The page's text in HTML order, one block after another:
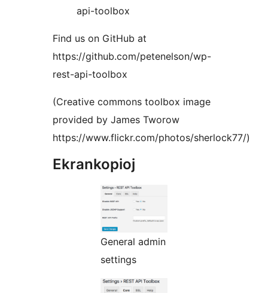
api-toolbox
Find us on GitHub at
https://github.com/petenelson/wp-
rest-api-toolbox
(Creative commons toolbox image
provided by James Tworow
https://www.flickr.com/photos/sherlock77/)
Ekrankopioj
General admin
settings